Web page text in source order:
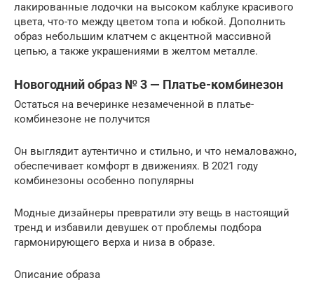
лакированные лодочки на высоком каблуке красивого
цвета, что-то между цветом топа и юбкой. Дополнить
образ небольшим клатчем с акцентной массивной
цепью, а также украшениями в желтом металле.
Новогодний образ № 3 — Платье-комбинезон
Остаться на вечеринке незамеченной в платье-
комбинезоне не получится
Он выглядит аутентично и стильно, и что немаловажно,
обеспечивает комфорт в движениях. В 2021 году
комбинезоны особенно популярны
Модные дизайнеры превратили эту вещь в настоящий
тренд и избавили девушек от проблемы подбора
гармонирующего верха и низа в образе.
Описание образа